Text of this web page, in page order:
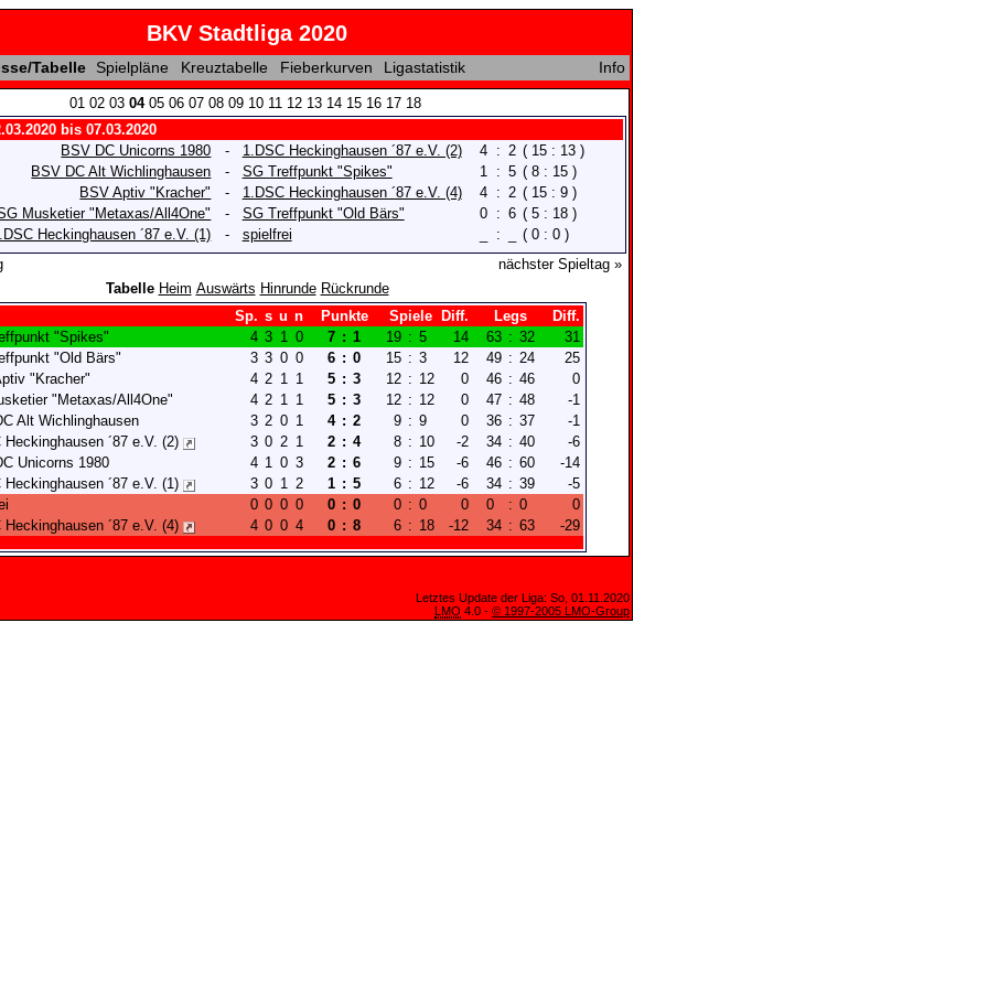
BKV Stadtliga 2020
Tabelle Spielpläne Kreuztabelle Fieberkurven Ligastatistik Info
01 02 03 04 05 06 07 08 09 10 11 12 13 14 15 16 17 18
bis 07.03.2020
BSV DC Unicorns 1980 - 1.DSC Heckinghausen ´87 e.V. (2) 4 : 2 ( 15 : 13 )
BSV DC Alt Wichlinghausen - SG Treffpunkt "Spikes" 1 : 5 ( 8 : 15 )
BSV Aptiv "Kracher" - 1.DSC Heckinghausen ´87 e.V. (4) 4 : 2 ( 15 : 9 )
Musketier "Metaxas/All4One" - SG Treffpunkt "Old Bärs" 0 : 6 ( 5 : 18 )
Heckinghausen ´87 e.V. (1)
- spielfrei :
( 0 : 0 )
nächster Spieltag »
Tabelle Heim Auswärts Hinrunde Rückrunde
Sp. s u n Punkte Spiele Diff. Legs
Diff.
"Spikes" 4 3 1 0 7 : 1 19 : 5 14 63 : 32
31
"Old Bärs" 3 3 0 0 6 : 0 15 : 3 12 49 : 24
25
"Kracher" 4 2 1 1 5 : 3 12 : 12 0 46 : 46
0
"Metaxas/All4One" 4 2 1 1 5 : 3 12 : 12 0 47 : 48
-1
Alt Wichlinghausen 3 2 0 1 4 : 2 9 : 9 0 36 : 37
-1
Heckinghausen ´87 e.V. (2) 3 0 2 1 2 : 4 8 : 10 -2 34 : 40
-6
Unicorns 1980 4 1 0 3 2 : 6 9 : 15 -6 46 : 60
-14
Heckinghausen ´87 e.V. (1) 3 0 1 2 1 : 5 6 : 12 -6 34 : 39
-5
0 0 0 0 0 : 0 0 : 0 0 0 : 0
0
Heckinghausen ´87 e.V. (4) 4 0 0 4 0 : 8 6 : 18 -12 34 : 63 -29
Letztes Update der Liga: So, 01.11.2020
LMO 4.0 - © 1997-2005 LMO-Group